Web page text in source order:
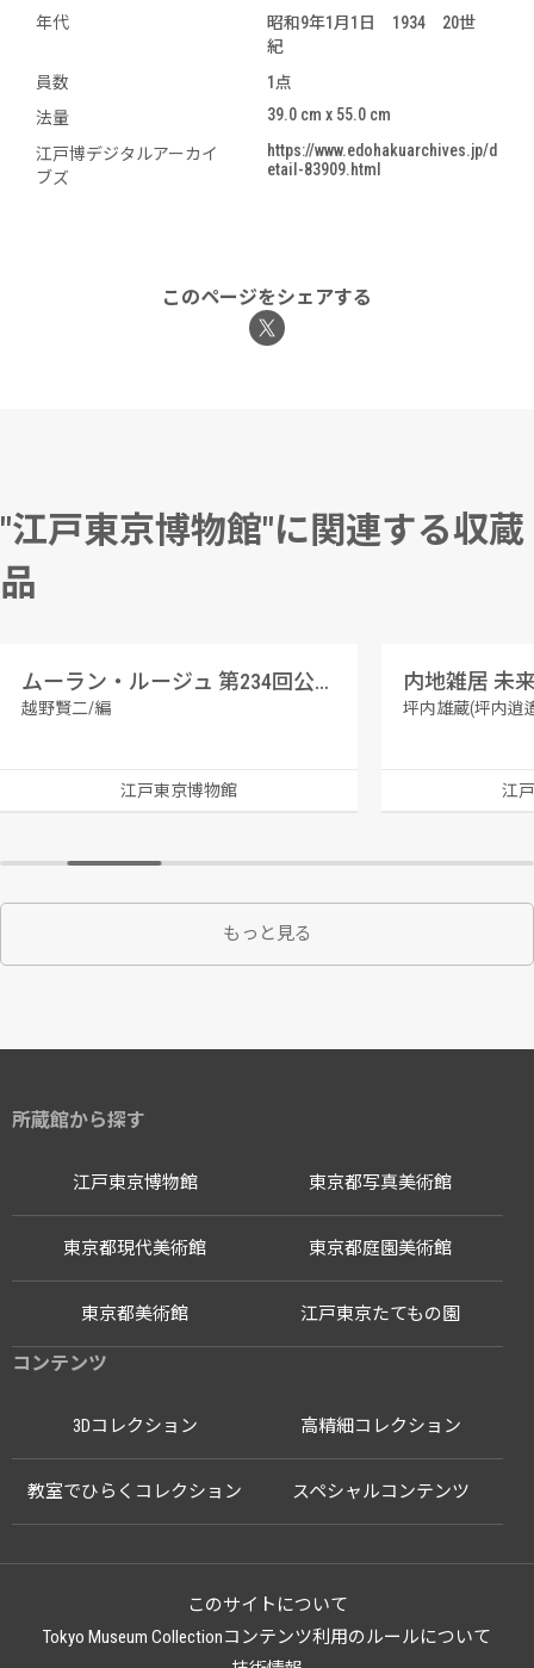
年代
昭和9年1月1日 1934 20世
紀
員数
1点
法量
39.0 cm x 55.0 cm
江戸博デジタルアーカイ
ブズ
https://www.edohakuarchives.jp/d
etail-83909.html
このページをシェアする
"江戸東京博物館"に関連する収蔵
品
ムーラン・ルージュ 第234回公演番組
越野賢二/編
江戸東京博物館
内地雑居 未
坪内雄蔵(坪内逍
江
もっと見る
所蔵館から探す
江戸東京博物館
江戸東京たてもの園
東京都写真美術館
東京都現代美術館 東京都庭園美術館
東京都美術館
コンテンツ
3Dコレクション 高精細コレクション
教室でひらくコレクション スペシャルコンテンツ
このサイトについて
Tokyo Museum Collectionコンテンツ利用のルールについて